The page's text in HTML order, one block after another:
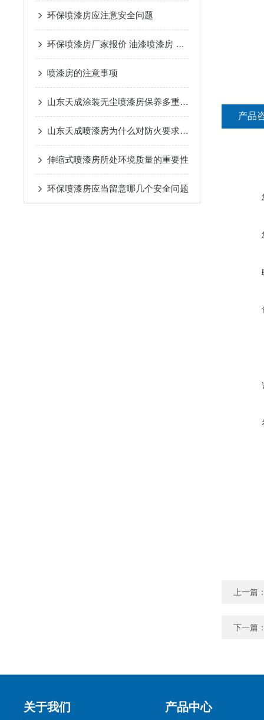
环保喷漆房应注意安全问题
环保喷漆房厂家报价 油漆喷漆房 安全性高
喷漆房的注意事项
山东天成涂装无尘喷漆房保养多重要你知道吗
山东天成喷漆房为什么对防火要求那么高
伸缩式喷漆房所处环境质量的重要性
环保喷漆房应当留意哪几个安全问题
产品
上一篇
下一篇
关于我们 产品中心